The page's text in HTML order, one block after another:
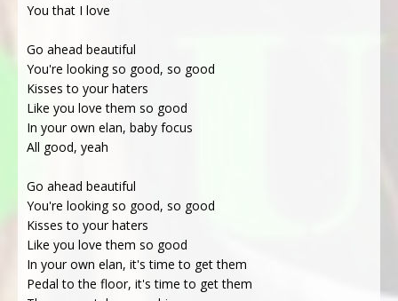
You that I love
Go ahead beautiful
You're looking so good, so good
Kisses to your haters
Like you love them so good
In your own elan, baby focus
All good, yeah
Go ahead beautiful
You're looking so good, so good
Kisses to your haters
Like you love them so good
In your own elan, it's time to get them
Pedal to the floor, it's time to get them